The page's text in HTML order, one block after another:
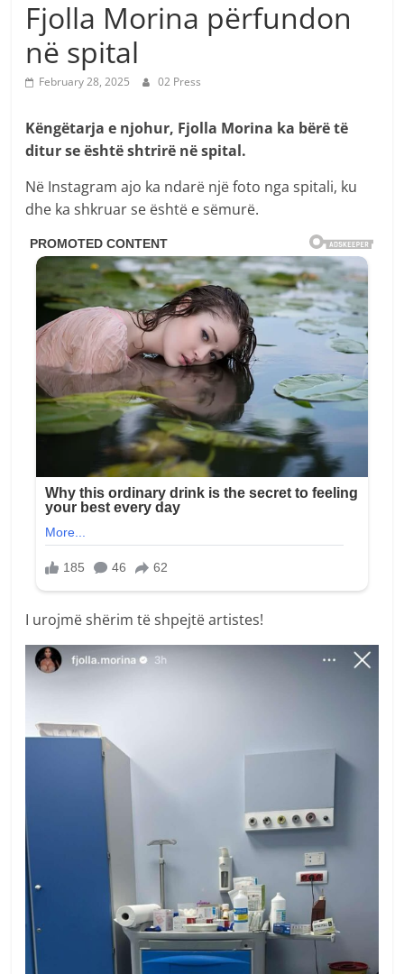
Fjolla Morina përfundon
në spital
February 28, 2025 02 Press
Këngëtarja e njohur, Fjolla Morina ka bërë të
ditur se është shtrirë në spital.
Në Instagram ajo ka ndarë një foto nga spitali, ku
dhe ka shkruar se është e sëmurë.
I urojmë shërim të shpejtë artistes!